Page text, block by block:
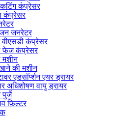
कंप्रेसर
कंप्रेसर
जनरेटर
वीएसडी कंप्रेसर
फेज कंप्रेसर
मशीन
की मशीन
एडसॉर्प्शन एयर ड्रायर
अधिशोषण वायु ड्रायर
फ़िल्टर